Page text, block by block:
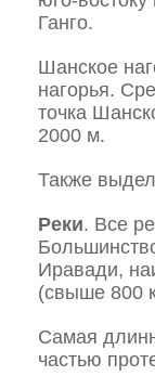
Ганго.
Шанское
нагорья.
точка
2000 м.
Также
Реки. Все
Иравади,
(свыше 800
Самая
частью